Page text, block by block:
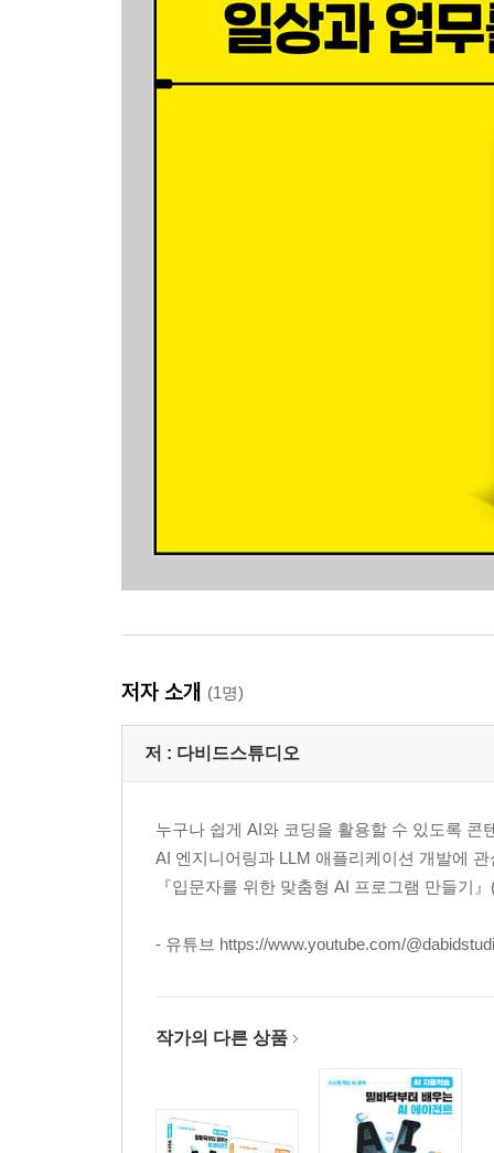
저자 소개 (1명)
저 : 다비드스튜디오
누구나 쉽게 AI와 코딩을 활용할 수 있도록
AI 엔지니어링과 LLM 애플리케이션 개발에
『입문자를 위한 맞춤형 AI 프로그램 만들기
- 유튜브 https://www.youtube.com/
작가의 다른 상품